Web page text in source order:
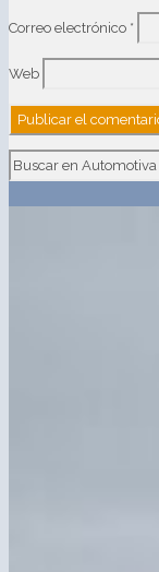
Correo electrónico *
Web